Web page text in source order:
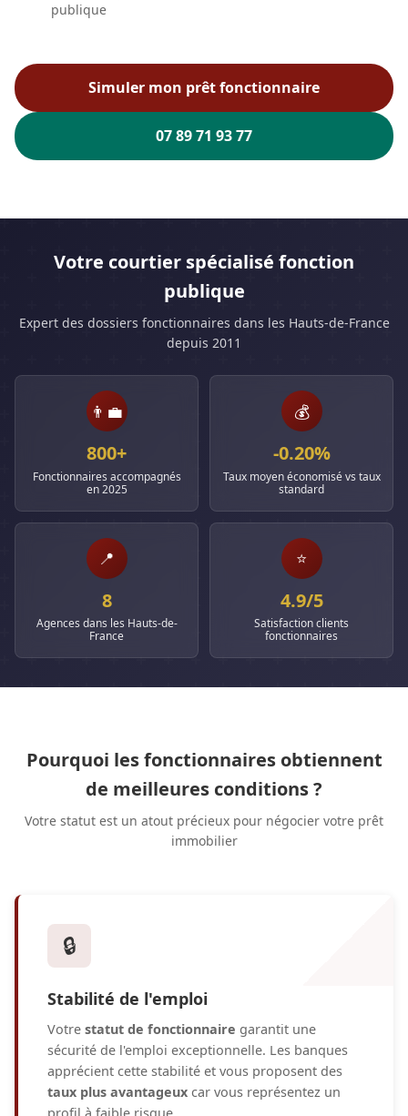
publique
Simuler mon prêt fonctionnaire
07 89 71 93 77
Votre courtier spécialisé fonction
publique
Expert des dossiers fonctionnaires dans les Hauts-de-France
depuis 2011
👨‍💼
800+
Fonctionnaires accompagnés
en 2025
💰
-0.20%
Taux moyen économisé vs taux
standard
📍
8
Agences dans les Hauts-de-
France
⭐
4.9/5
Satisfaction clients
fonctionnaires
Pourquoi les fonctionnaires obtiennent
de meilleures conditions ?
Votre statut est un atout précieux pour négocier votre prêt
immobilier
🔒
Stabilité de l'emploi
Votre statut de fonctionnaire garantit une
sécurité de l'emploi exceptionnelle. Les banques
apprécient cette stabilité et vous proposent des
taux plus avantageux car vous représentez un